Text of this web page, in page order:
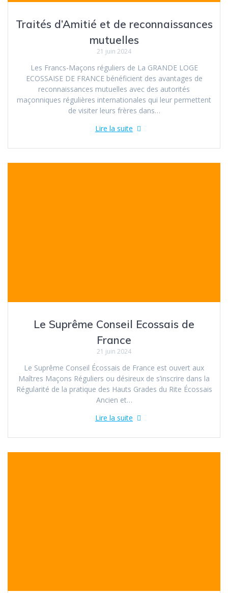
Traités d’Amitié et de reconnaissances
mutuelles
21 juin 2024
Les Francs-Maçons réguliers de La GRANDE LOGE
ECOSSAISE DE FRANCE bénéficient des avantages de
reconnaissances mutuelles avec des autorités
maçonniques régulières internationales qui leur permettent
de visiter leurs frères dans…
Lire la suite
Le Suprême Conseil Ecossais de
France
21 juin 2024
Le Suprême Conseil Écossais de France est ouvert aux
Maîtres Maçons Réguliers ou désireux de s’inscrire dans la
Régularité de la pratique des Hauts Grades du Rite Écossais
Ancien et…
Lire la suite